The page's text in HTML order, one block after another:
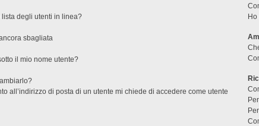
degli utenti in linea?
sbagliata
il mio nome utente?
all’indirizzo di posta di un utente mi chiede di accedere come utente
Ho